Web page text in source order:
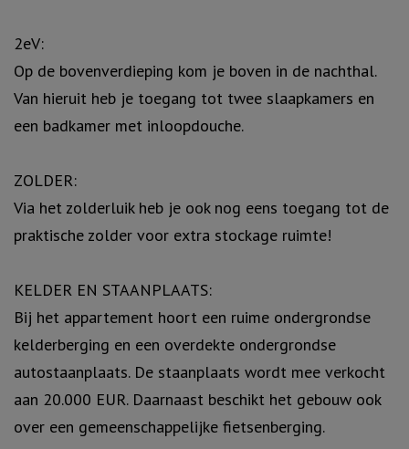
2eV:
Op de bovenverdieping kom je boven in de nachthal.
Van hieruit heb je toegang tot twee slaapkamers en
een badkamer met inloopdouche.
ZOLDER:
Via het zolderluik heb je ook nog eens toegang tot de
praktische zolder voor extra stockage ruimte!
KELDER EN STAANPLAATS:
Bij het appartement hoort een ruime ondergrondse
kelderberging en een overdekte ondergrondse
autostaanplaats. De staanplaats wordt mee verkocht
aan 20.000 EUR. Daarnaast beschikt het gebouw ook
over een gemeenschappelijke fietsenberging.